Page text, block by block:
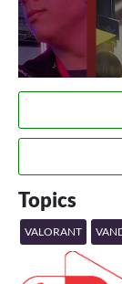
Topics
VALORANT